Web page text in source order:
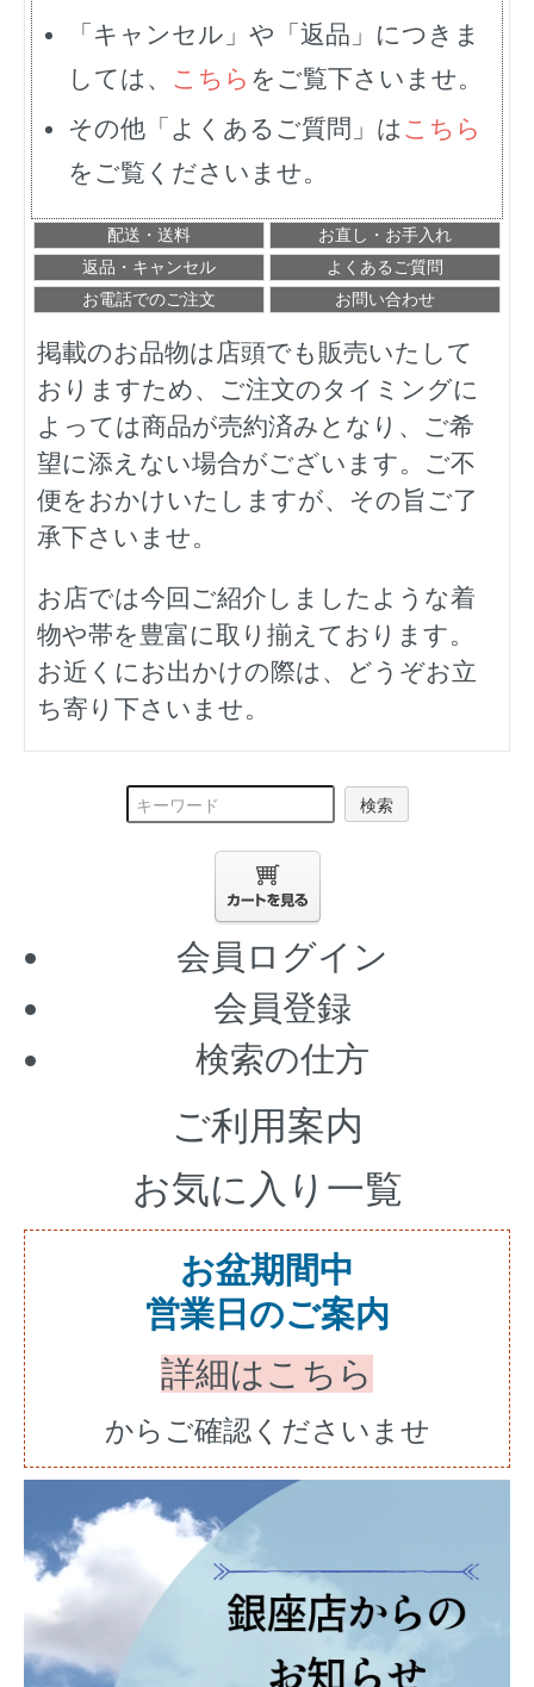
「キャンセル」や「返品」につきま
しては、 こちら をご覧下さいませ。
その他「よくあるご質問」は こちら
をご覧くださいませ。
配送・送料
お直し・お手入れ
返品・キャンセル
よくあるご質問
お電話でのご注文
お問い合わせ
掲載のお品物は店頭でも販売いたして
おりますため、ご注文のタイミングに
よっては商品が売約済みとなり、ご希
望に添えない場合がございます。ご不
便をおかけいたしますが、その旨ご了
承下さいませ。
お店では今回ご紹介しましたような着
物や帯を豊富に取り揃えております。
お近くにお出かけの際は、どうぞお立
ち寄り下さいませ。
検索
会員ログイン
会員登録
検索の仕方
ご利用案内
お気に入り一覧
お盆期間中
営業日のご案内
詳細はこちら
からご確認くださいませ